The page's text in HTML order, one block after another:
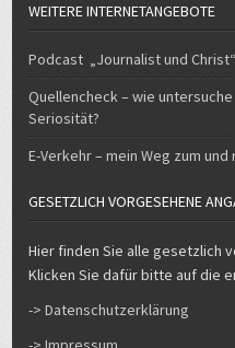
WEITERE INTERNETANGEBOTE
Podcast „Journalist und Christ“
Quellencheck – wie
Seriosität?
E-Verkehr – mein Weg zum
GESETZLICH VORGESEHENE
Hier finden Sie alle gesetzlich
Klicken Sie dafür bitte auf die
-> Datenschutzerklärung